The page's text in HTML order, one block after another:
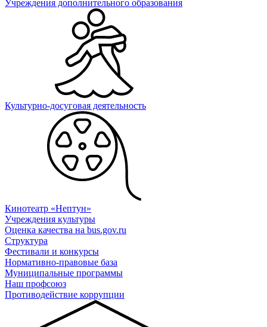
Учреждения дополнительного образования
Культурно-досуговая деятельность
Кинотеатр «Нептун»
Учреждения культуры
Оценка качества на bus.gov.ru
Структура
Фестивали и конкурсы
Нормативно-правовые база
Муниципальные программы
Наш профсоюз
Противодействие коррупции